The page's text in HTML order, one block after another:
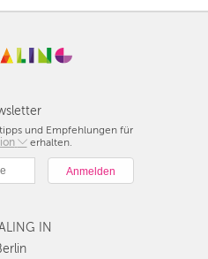
und Empfehlungen für
erhalten.
IN